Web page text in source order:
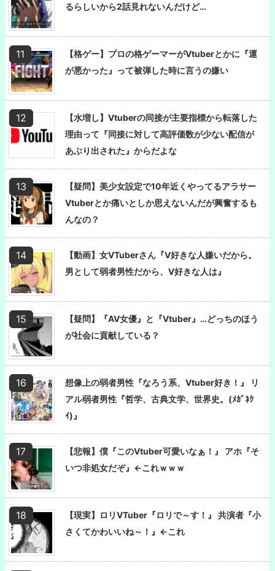
るらしいから2話見れないんだけど…
【格ゲー】プロの格ゲーマーがVtuberとかに『運
が悪かった』って被弾した時に言うの嫌い
【水増し】Vtuberの同接が主要指標から転落した
理由って『同接に対して高評価数が少ない配信が
あぶり出された』からだよな
【疑問】美少女設定で10年近くやってるアラサー
Vtuberとか痛いとしか思えないんだが興奮するも
んなの？
【動画】女VTuberさん『V好きな人嫌いだから。
男として弱者男性だから、V好きな人は』
【疑問】『AV女優』と『Vtuber』…どっちのほう
が社会に貢献している？
想像上の弱者男性『なろう系、Vtuber好き！』 リ
アル弱者男性『哲学、古典文学、世界史。(ﾒｶﾞﾈｸ
ｲ)』
【悲報】僕『このVtuber可愛いなぁ！』 アホ『そ
いつ非処女だぞ』←これｗｗｗ
【現実】ロリVTuber『ロリで～す！』 共演者『小
さくてかわいいね～！』←これ